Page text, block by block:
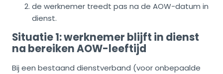
de werknemer treedt pas na de AOW-datum in
dienst.
Situatie 1: werknemer blijft in dienst
na bereiken AOW-leeftijd
Bij een bestaand dienstverband (voor onbepaalde